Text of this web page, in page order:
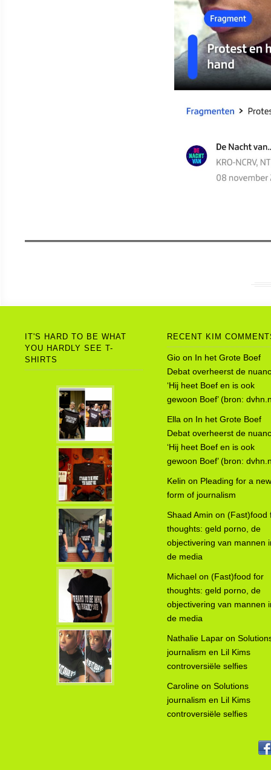
IT'S HARD TO BE WHAT
YOU HARDLY SEE T-
SHIRTS
RECENT KIM
Gio on In het Grote Boef
Debat overheerst de
‘Hij heet Boef en is ook
gewoon Boef’ (bron:
Ella on In het Grote Boef
Debat overheerst de
‘Hij heet Boef en is ook
gewoon Boef’ (bron:
Kelin on Pleading for a new
form of journalism
Shaad Amin on (Fast)food
thoughts: geld porno, de
objectivering van mannen
de media
Michael on (Fast)food for
thoughts: geld porno, de
objectivering van mannen
de media
Nathalie Lapar on
journalism en Lil Kims
controversiële selfies
Caroline on Solutions
journalism en Lil Kims
controversiële selfies